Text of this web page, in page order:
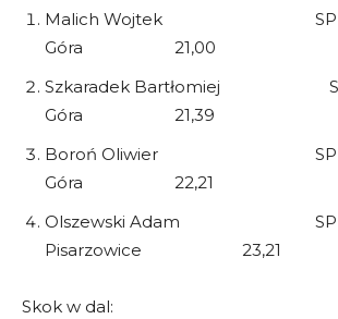
Malich Wojtek SP 1
Góra 21,00
Szkaradek Bartłomiej SP
Góra 21,39
Boroń Oliwier SP 1
Góra 22,21
Olszewski Adam SP
Pisarzowice 23,21
Skok w dal: